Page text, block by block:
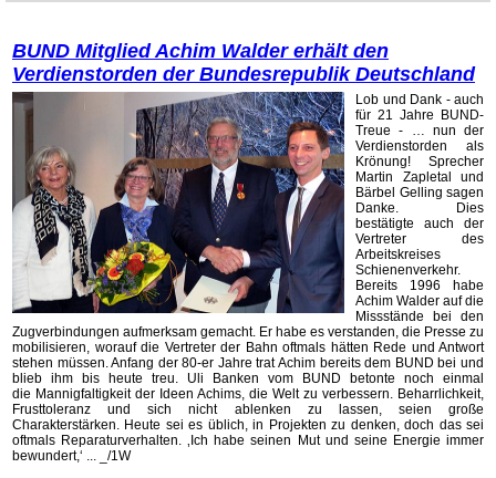
BUND Mitglied Achim Walder erhält den
Verdienstorden der Bundesrepublik Deutschland
Lob und Dank - auch
für 21 Jahre BUND-
Treue - … nun der
Verdienstorden als
Krönung! Sprecher
Martin Zapletal und
Bärbel Gelling sagen
Danke. Dies
bestätigte auch der
Vertreter des
Arbeitskreises
Schienenverkehr.
Bereits 1996 habe
Achim Walder auf die
Missstände bei den
Zugverbindungen aufmerksam gemacht. Er habe es verstanden, die Presse zu
mobilisieren, worauf die Vertreter der Bahn oftmals hätten Rede und Antwort
stehen müssen. Anfang der 80-er Jahre trat Achim bereits dem BUND bei und
blieb ihm bis heute treu. Uli Banken vom BUND betonte noch einmal
die Mannigfaltigkeit der Ideen Achims, die Welt zu verbessern. Beharrlichkeit,
Frusttoleranz und sich nicht ablenken zu lassen, seien große
Charakterstärken. Heute sei es üblich, in Projekten zu denken, doch das sei
oftmals Reparaturverhalten. ‚Ich habe seinen Mut und seine Energie immer
bewundert,‘ ... _/1W